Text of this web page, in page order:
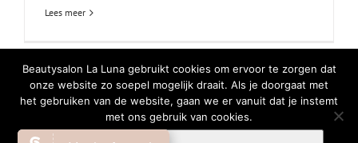
Lees meer
© Copyright2026 | All Rights Reserved | Privacy Verklaring |Cookiebeleid
Beautysalon La Luna gebruikt cookies om ervoor te zorgen dat
onze website zo soepel mogelijk draait. Als je doorgaat met
het gebruiken van de website, gaan we er vanuit dat je instemt
met ons gebruik van cookies.